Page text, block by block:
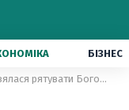
БІЗНЕС
Мосійчука взялася рятувати Богомолець